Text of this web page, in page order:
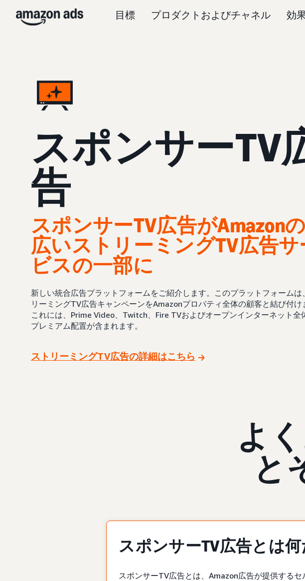
目標 プロダクトおよびチャネル 効
スポンサーTV
告
スポンサーTV広告がAmazon
広いストリーミングTV広告サ
ビスの一部に
新しい統合広告プラットフォームをご紹介します。このプラットフォームは
リーミングTV広告キャンペーンをAmazonプロパティ全体の顧客と結び付け
これには、Prime Video、Twitch、Fire TVおよびオープンインターネット全
プレミアム配置が含まれます。
ストリーミングTV広告の詳細はこちら
よ
と
スポンサーTV広告とは
スポンサーTV広告とは、Amazon広告が提供する